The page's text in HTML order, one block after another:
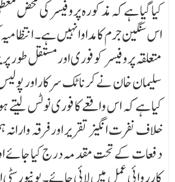
کیا گیا ہے کہ مذکورہ پروفیسر کی محض
اس سنگین جرم کا مداوا نہیں ہے۔
متعلقہ پروفیسر کو فوری اور مستقل
سلیمان خان نے کرناٹک سرکاراور
کیا ہے کہ اس واقعے کا فوری نوٹس
خلاف نفرت انگیز تقریر اور فرقہ وارانہ
دفعات کے تحت مقد مہ درج کیا جائے